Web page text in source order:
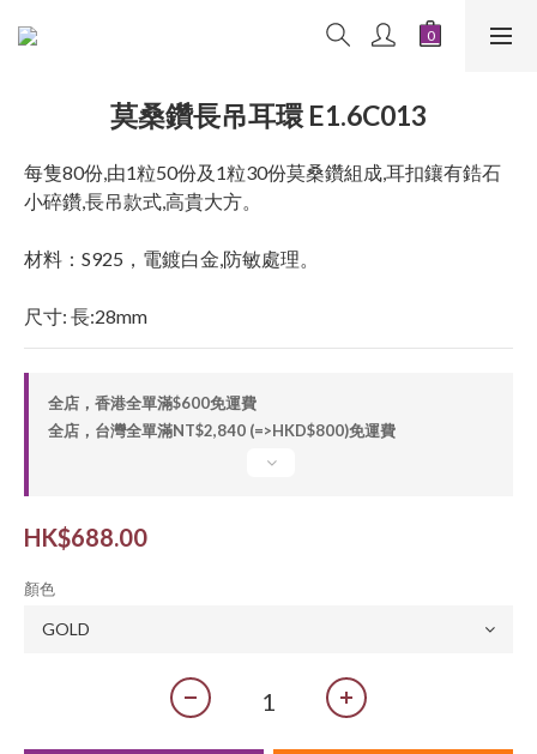
莫桑鑽長吊耳環 E1.6C013
每隻80份,由1粒50份及1粒30份莫桑鑽組成,耳扣鑲有鋯石
小碎鑽,長吊款式,高貴大方。
材料：S925，電鍍白金,防敏處理。
尺寸: 長:28mm
全店，香港全單滿$600免運費
全店，台灣全單滿NT$2,840 (=>HKD$800)免運費
HK$688.00
顏色